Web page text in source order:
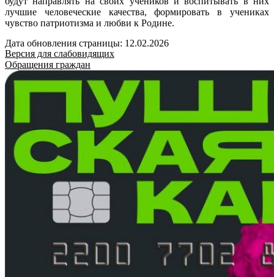
лучшие человеческие качества, формировать в учениках
чувство патриотизма и любви к Родине.
Дата обновления страницы: 12.02.2026
Версия для слабовидящих
Обращения граждан